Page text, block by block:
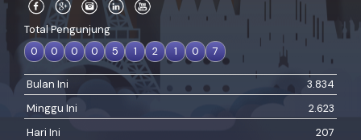
Total Pengunjung
0
0 0 0 5 1 2 1 0 7
Bulan Ini
3.834
Minggu Ini
2.623
Hari Ini
207